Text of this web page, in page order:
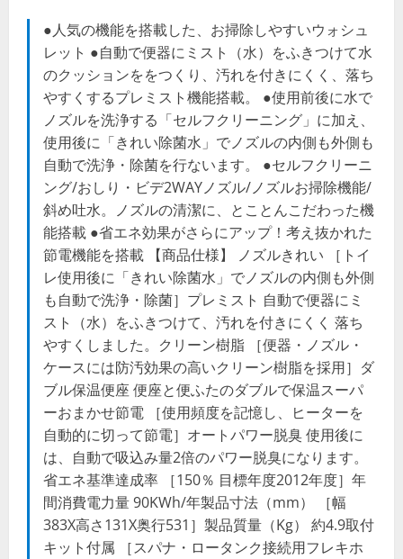
●人気の機能を搭載した、お掃除しやすいウォシュ
レット ●自動で便器にミスト（水）をふきつけて水
のクッションををつくり、汚れを付きにくく、落ち
やすくするプレミスト機能搭載。 ●使用前後に水で
ノズルを洗浄する「セルフクリーニング」に加え、
使用後に「きれい除菌水」でノズルの内側も外側も
自動で洗浄・除菌を行ないます。 ●セルフクリーニ
ング/おしり・ビデ2WAYノズル/ノズルお掃除機能/
斜め吐水。ノズルの清潔に、とことんこだわった機
能搭載 ●省エネ効果がさらにアップ！考え抜かれた
節電機能を搭載 【商品仕様】 ノズルきれい ［トイ
レ使用後に「きれい除菌水」でノズルの内側も外側
も自動で洗浄・除菌］プレミスト 自動で便器にミ
スト（水）をふきつけて、汚れを付きにくく 落ち
やすくしました。クリーン樹脂 ［便器・ノズル・
ケースには防汚効果の高いクリーン樹脂を採用］ダ
ブル保温便座 便座と便ふたのダブルで保温スーパ
ーおまかせ節電 ［使用頻度を記憶し、ヒーターを
自動的に切って節電］オートパワー脱臭 使用後に
は、自動で吸込み量2倍のパワー脱臭になります。
省エネ基準達成率 ［150％ 目標年度2012年度］年
間消費電力量 90KWh/年製品寸法（mm） ［幅
383X高さ131X奥行531］製品質量（Kg） 約4.9取付
キット付属 ［スパナ・ロータンク接続用フレキホ